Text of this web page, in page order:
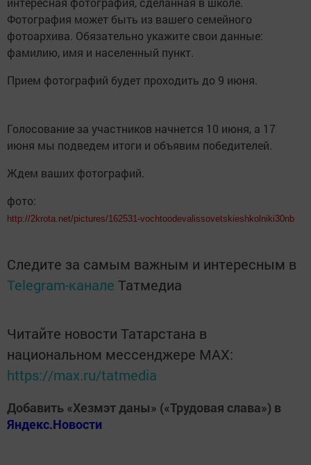
Фотография может быть из вашего семейного
фотоархива. Обязательно укажите свои данные:
фамилию, имя и населенный пункт.
Прием фотографий будет проходить до 9 июня.
Голосование за участников начнется 10 июня, а 17
июня мы подведем итоги и объявим победителей.
Ждем ваших фотографий.
фото:
http://2krota.net/pictures/162531-vochtoodevalissovetskieshkolniki30nb
Следите за самым важным и интересным в
Telegram-канале Татмедиа
Читайте новости Татарстана в
национальном мессенджере MАХ:
https://max.ru/tatmedia
Добавить «Хезмэт даны» («Трудовая слава») в
Яндекс.Новости